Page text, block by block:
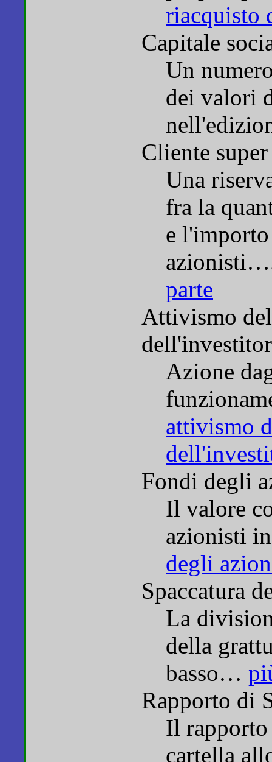
riacquisto
Capitale
Un
dei valori
Cliente
Una
fra la
e
parte
Attivismo
Azione
attivismo
Fondi degli
Il valore
azionisti
degli
Spaccatura
La
della
basso…
Rapporto di
Il rapporto
cartella